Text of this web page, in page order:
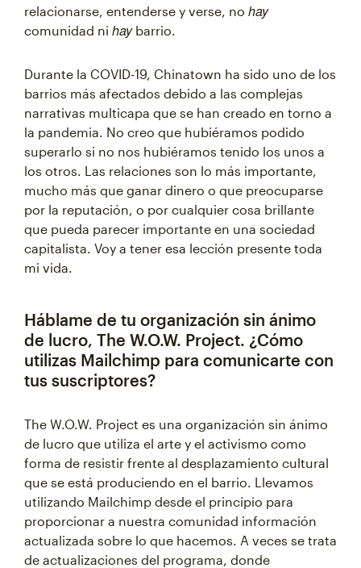
relacionarse, entenderse y verse, no hay
comunidad ni haybarrio.
Durante la COVID-19, Chinatown ha sido uno de los
barrios más afectados debido a las complejas
narrativas multicapa que se han creado en torno a
la pandemia. No creo que hubiéramos podido
superarlo si no nos hubiéramos tenido los unos a
los otros. Las relaciones son lo más importante,
mucho más que ganar dinero o que preocuparse
por la reputación, o por cualquier cosa brillante
que pueda parecer importante en una sociedad
capitalista. Voy a tener esa lección presente toda
mi vida.
Háblame de tu organización sin ánimo
de lucro, The W.O.W. Project. ¿Cómo
utilizas Mailchimp para comunicarte con
tus suscriptores?
The W.O.W. Project es una organización sin ánimo
de lucro que utiliza el arte y el activismo como
forma de resistir frente al desplazamiento cultural
que se está produciendo en el barrio. Llevamos
utilizando Mailchimp desde el principio para
proporcionar a nuestra comunidad información
actualizada sobre lo que hacemos. A veces se trata
de actualizaciones del programa, donde